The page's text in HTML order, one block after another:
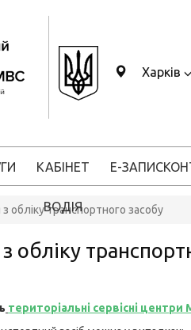
Харків
КАБІНЕТ
ВОДІЯ
Е-ЗАПИС
з обліку транспортного засобу
обліку
територіальні сервісні центри